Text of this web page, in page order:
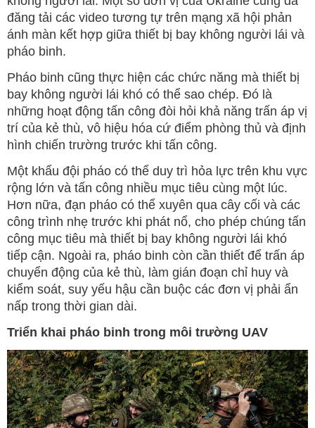
đăng tải các video tương tự trên mạng xã hội phản
ánh màn kết hợp giữa thiết bị bay không người lái và
pháo binh.
Pháo binh cũng thực hiện các chức năng mà thiết bị
bay không người lái khó có thể sao chép. Đó là
những hoạt động tấn công đòi hỏi khả năng trấn áp vị
trí của kẻ thù, vô hiệu hóa cứ điểm phòng thủ và định
hình chiến trường trước khi tấn công.
Một khẩu đội pháo có thể duy trì hỏa lực trên khu vực
rộng lớn và tấn công nhiều mục tiêu cùng một lúc.
Hơn nữa, đạn pháo có thể xuyên qua cây cối và các
công trình nhẹ trước khi phát nổ, cho phép chúng tấn
công mục tiêu mà thiết bị bay không người lái khó
tiếp cận. Ngoài ra, pháo binh còn cần thiết để trấn áp
chuyển động của kẻ thù, làm gián đoạn chỉ huy và
kiểm soát, suy yếu hậu cần buộc các đơn vị phải ẩn
nấp trong thời gian dài.
Triển khai pháo binh trong môi trường UAV